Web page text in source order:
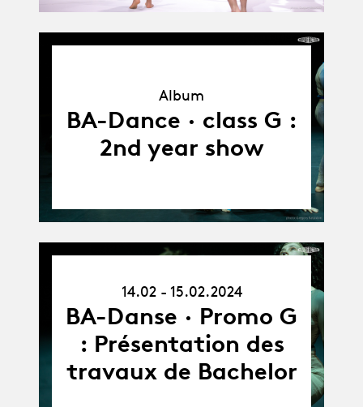
Album
BA-Dance · class G :
2nd year show
15.02.24
14.02 - 15.02.2024
BA-Danse · Promo G
: Présentation des
travaux de Bachelor